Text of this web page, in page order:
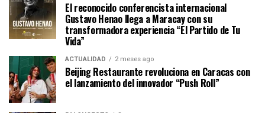
El reconocido conferencista internacional
Gustavo Henao llega a Maracay con su
transformadora experiencia “El Partido de Tu
Vida”
ACTUALIDAD 2 meses ago
Beijing Restaurante revoluciona en Caracas con
el lanzamiento del innovador “Push Roll”